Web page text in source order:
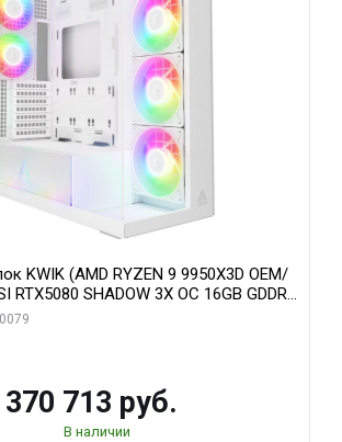
KWIK (AMD RYZEN 9 9950X3D OEM/
SHADOW 3X OC 16GB GDDR7
960 ГБ SSD)
370 713 руб.
В наличии